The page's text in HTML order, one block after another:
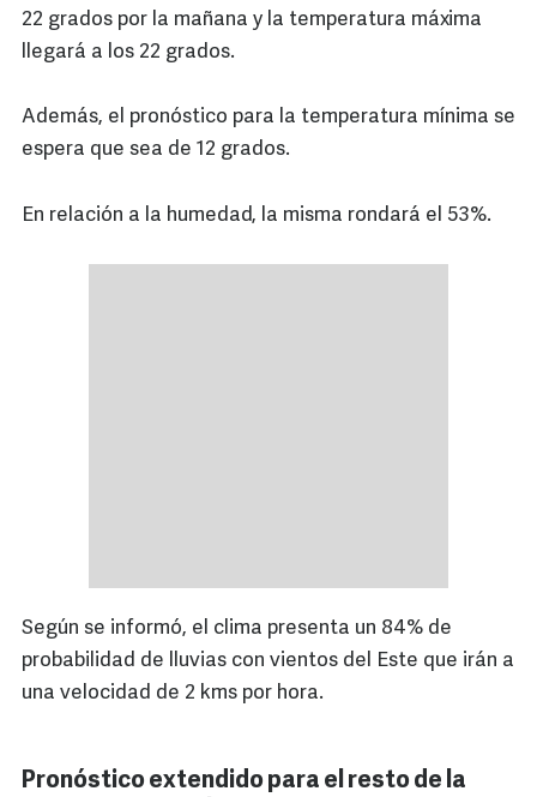
22 grados por la mañana y la temperatura máxima
llegará a los 22 grados.
Además, el pronóstico para la temperatura mínima se
espera que sea de 12 grados.
En relación a la humedad, la misma rondará el 53%.
Según se informó, el clima presenta un 84% de
probabilidad de lluvias con vientos del Este que irán a
una velocidad de 2 kms por hora.
Pronóstico extendido para el resto de la